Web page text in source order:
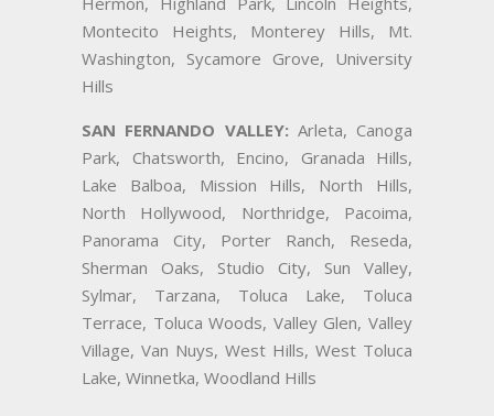
Montecito Heights, Monterey Hills, Mt.
Washington, Sycamore Grove, University
Hills
SAN FERNANDO VALLEY: Arleta, Canoga
Park, Chatsworth, Encino, Granada Hills,
Lake Balboa, Mission Hills, North Hills,
North Hollywood, Northridge, Pacoima,
Panorama City, Porter Ranch, Reseda,
Sherman Oaks, Studio City, Sun Valley,
Sylmar, Tarzana, Toluca Lake, Toluca
Terrace, Toluca Woods, Valley Glen, Valley
Village, Van Nuys, West Hills, West Toluca
Lake, Winnetka, Woodland Hills